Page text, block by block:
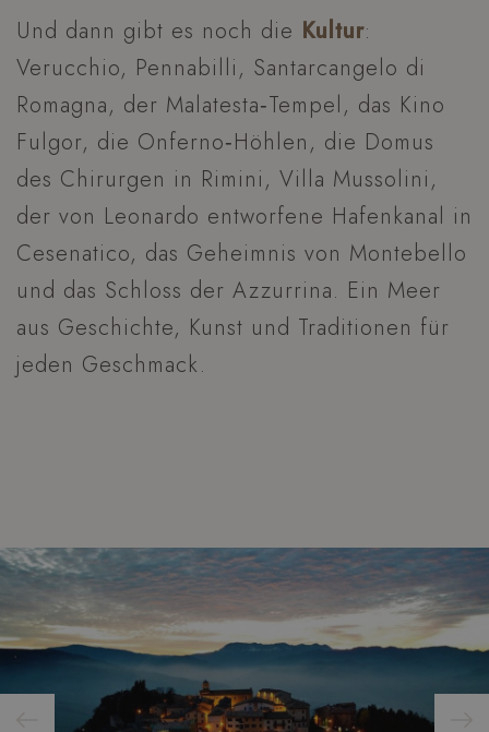
Und dann gibt es noch die Kultur:
Verucchio, Pennabilli, Santarcangelo di
Romagna, der Malatesta‑Tempel, das Kino
Fulgor, die Onferno‑Höhlen, die Domus
des Chirurgen in Rimini, Villa Mussolini,
der von Leonardo entworfene Hafenkanal in
Cesenatico, das Geheimnis von Montebello
und das Schloss der Azzurrina. Ein Meer
aus Geschichte, Kunst und Traditionen für
jeden Geschmack.